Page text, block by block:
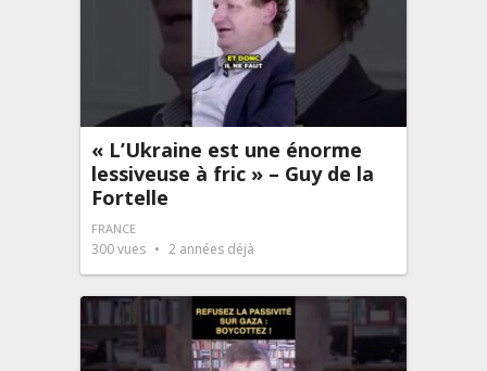
« L’Ukraine est une énorme
lessiveuse à fric » – Guy de la
Fortelle
FRANCE
300vues 2 années déjà